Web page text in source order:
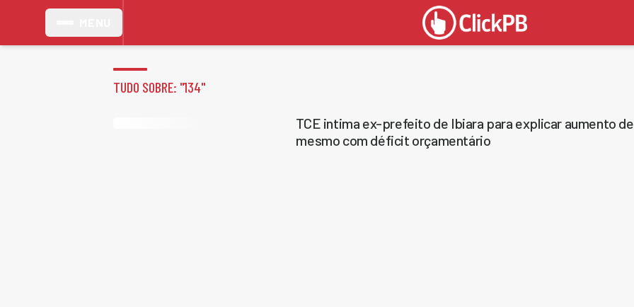
TUDO SOBRE: "134"
TCE intima ex-prefeito de Ibiara para explicar aumento
mesmo com déficit orçamentário